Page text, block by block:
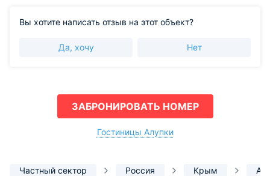
Вы хотите написать отзыв на этот объект?
Да, хочу Нет
ЗАБРОНИРОВАТЬ НОМЕР
Гостиницы Алупки
Частный сектор Россия Крым